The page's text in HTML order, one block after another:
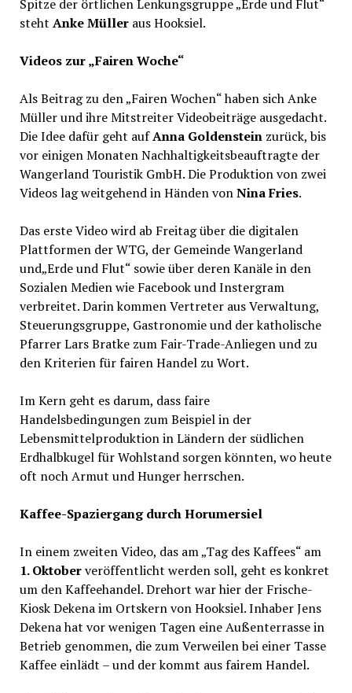
Spitze der örtlichen Lenkungsgruppe „Erde und Flut“
steht Anke Müller aus Hooksiel.
Videos zur „Fairen Woche“
Als Beitrag zu den „Fairen Wochen“ haben sich Anke
Müller und ihre Mitstreiter Videobeiträge ausgedacht.
Die Idee dafür geht aufAnna Goldensteinzurück, bis
vor einigen Monaten Nachhaltigkeitsbeauftragte der
Wangerland Touristik GmbH. Die Produktion von zwei
Videos lag weitgehend in Händen vonNina Fries.
Das erste Video wird ab Freitag über die digitalen
Plattformen der WTG, der Gemeinde Wangerland
und„Erde und Flut“ sowie über deren Kanäle in den
Sozialen Medien wie Facebook und Instergram
verbreitet. Darin kommen Vertreter aus Verwaltung,
Steuerungsgruppe, Gastronomie und der katholische
Pfarrer Lars Bratke zum Fair-Trade-Anliegen und zu
den Kriterien für fairen Handel zu Wort.
Im Kern geht es darum, dass faire
Handelsbedingungen zum Beispiel in der
Lebensmittelproduktion in Ländern der südlichen
Erdhalbkugel für Wohlstand sorgen könnten, wo heute
oft noch Armut und Hunger herrschen.
Kaffee-Spaziergang durch Horumersiel
In einem zweiten Video, das am „Tag des Kaffees“ am
1. Oktoberveröffentlicht werden soll, geht es konkret
um den Kaffeehandel. Drehort war hier der Frische-
Kiosk Dekena im Ortskern von Hooksiel. Inhaber Jens
Dekena hat vor wenigen Tagen eine Außenterrasse in
Betrieb genommen, die zum Verweilen bei einer Tasse
Kaffee einlädt – und der kommt aus fairem Handel.